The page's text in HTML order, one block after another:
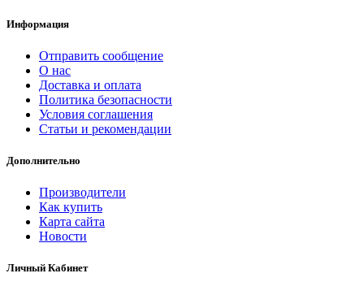
Информация
Отправить сообщение
О нас
Доставка и оплата
Политика безопасности
Условия соглашения
Статьи и рекомендации
Дополнительно
Производители
Как купить
Карта сайта
Новости
Личный Кабинет